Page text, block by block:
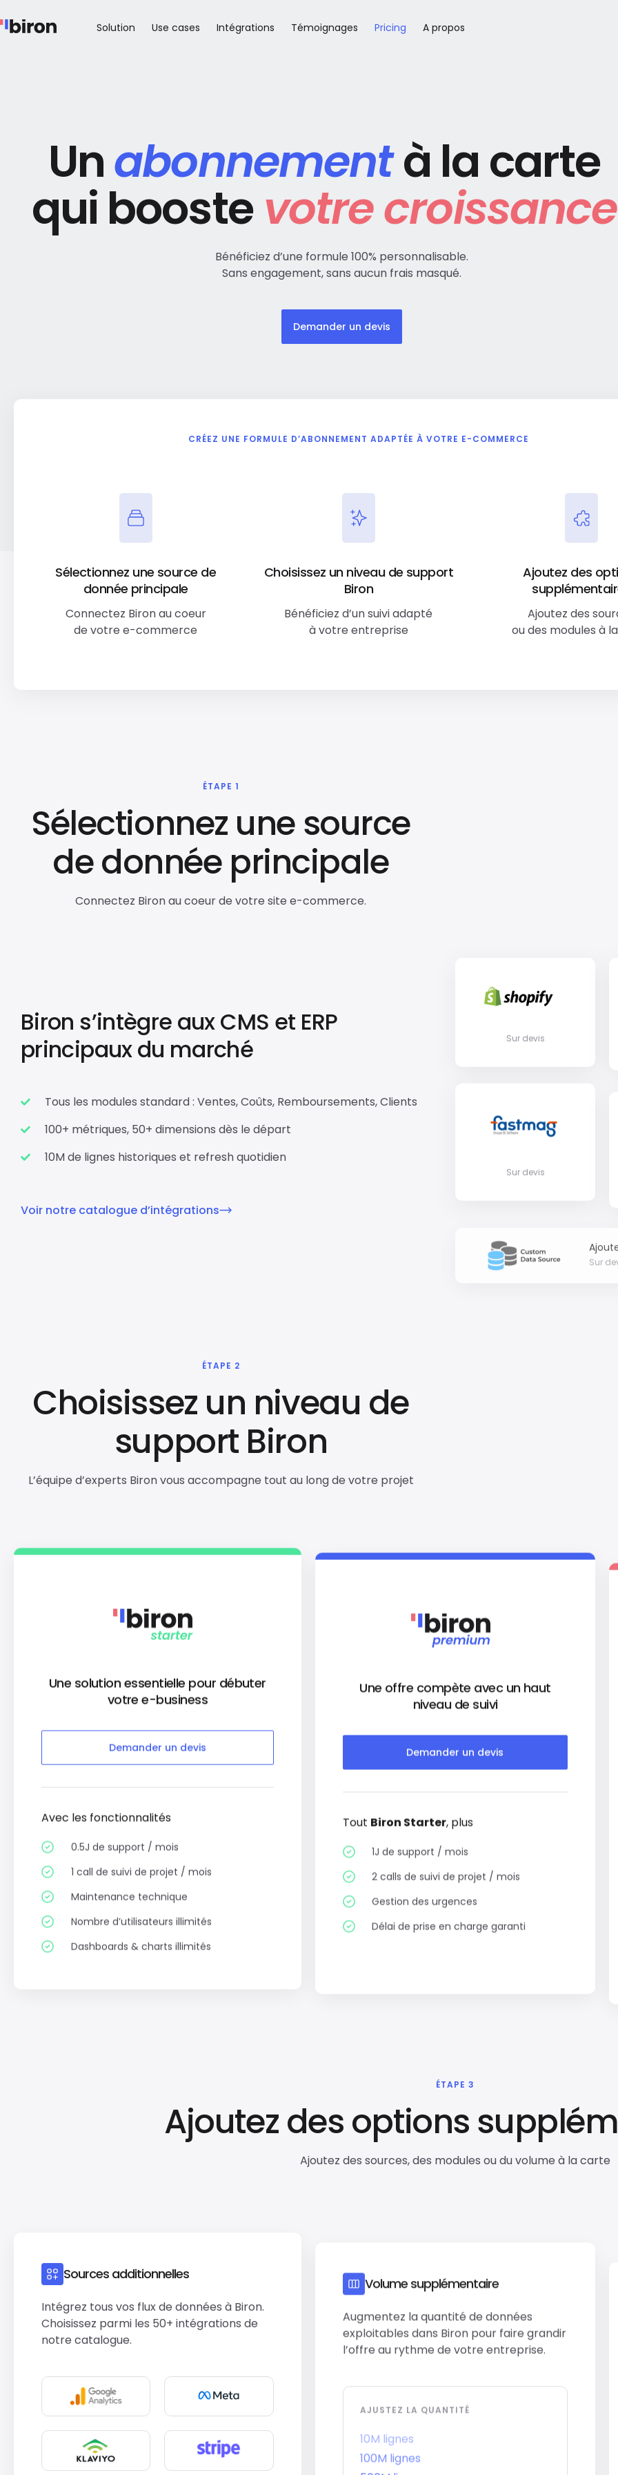
Solution Use cases Intégrations Témoignages Pricing A propos
Unabonnementà la carte
qui boostevotre croissance
Bénéficiez d’une formule 100% personnalisable.
Sans engagement, sans aucun frais masqué.
Demander un devis
CRÉEZ UNE FORMULE D’ABONNEMENT ADAPTÉE À VOTRE E-COMMERCE
Sélectionnez une source de
donnée principale
Connectez Biron au coeur
de votre e-commerce
Choisissez un niveau de support
Biron
Bénéficiez d’un suivi adapté
à votre entreprise
Ajoutez des
Ajoutez des
ou des modules à
ÉTAPE 1
Sélectionnez une source
de donnée principale
Connectez Biron au coeur de votre site e-commerce.
Biron s’intègre aux CMS et ERP
principaux du marché
Tous les modules standard : Ventes, Coûts, Remboursements, Clients
100+ métriques, 50+ dimensions dès le départ
10M de lignes historiques et refresh quotidien
Voir notre catalogue d’intégrations
Sur devis
Sur devis
Sur
ÉTAPE 2
Choisissez un niveau de
support Biron
L’équipe d’experts Biron vous accompagne tout au long de votre projet
Une solution essentielle pour débuter
votre e-business
Demander un devis
Avec les fonctionnalités
0.5J de support / mois
1 call de suivi de projet / mois
Maintenance technique
Nombre d’utilisateurs illimités
Dashboards & charts illimités
Une offre compète avec un haut
niveau de suivi
Demander un devis
Tout Biron Starter, plus
1J de support / mois
2 calls de suivi de projet / mois
Gestion des urgences
Délai de prise en charge garanti
ÉTAPE 3
Ajoutez des options
Ajoutez des sources, des modules ou du volume à la carte
Sources additionnelles
Intégrez tous vos flux de données à Biron.
Choisissez parmi les 50+ intégrations de
notre catalogue.
exploitables dans Biron pour faire grandir
l’offre au rythme de votre entreprise.
100M lignes
500M lignes